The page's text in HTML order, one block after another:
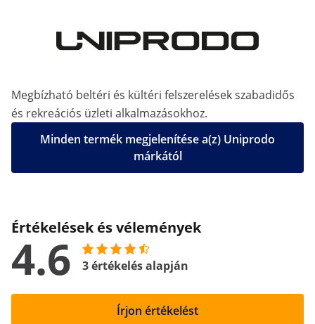
Megbízható beltéri és kültéri felszerelések szabadidős
és rekreációs üzleti alkalmazásokhoz.
Minden termék megjelenítése a(z) Uniprodo
márkától
Értékelések és vélemények
4.6 3 értékelés alapján
Írjon értékelést